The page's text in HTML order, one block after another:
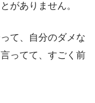
がありません。
て、自分のダメな
ってて、すごく前